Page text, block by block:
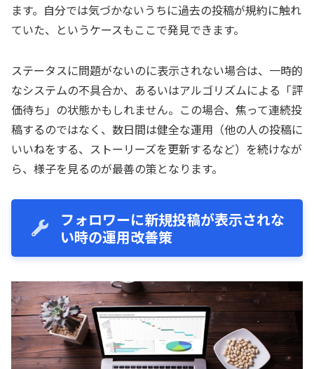
ます。自分では気づかないうちに過去の投稿が規約に触れ
ていた、というケースもここで発見できます。
ステータスに問題がないのに表示されない場合は、一時的
なシステムの不具合か、あるいはアルゴリズムによる「評
価待ち」の状態かもしれません。この場合、焦って連続投
稿するのではなく、数日間は健全な運用（他の人の投稿に
いいねをする、ストーリーズを更新するなど）を続けなが
ら、様子を見るのが最善の策となります。
フォロワーに新規投稿が表示されな
い時の運用改善策